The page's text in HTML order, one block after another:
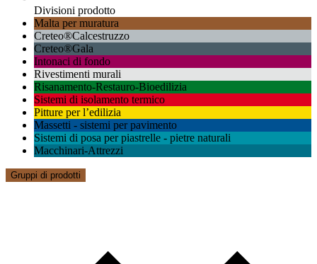
Divisioni prodotto
Malta per muratura
Creteo®Calcestruzzo
Creteo®Gala
Intonaci di fondo
Rivestimenti murali
Risanamento-Restauro-Bioedilizia
Sistemi di isolamento termico
Pitture per l’edilizia
Massetti - sistemi per pavimento
Sistemi di posa per piastrelle - pietre naturali
Macchinari-Attrezzi
Gruppi di prodotti